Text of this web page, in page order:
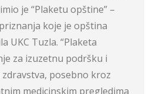
je “Plaketu opštine” –
koje je opština
UKC Tuzla. “Plaketa
za izuzetnu podršku i
posebno kroz
medicinskim pregledima